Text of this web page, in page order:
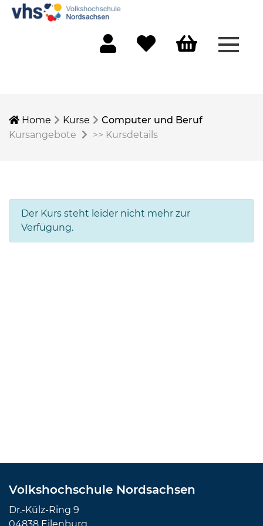
Home Kurse
Computer und Beruf
Kursangebote
>> Kursdetails
Der Kurs steht leider nicht mehr zur
Verfügung.
Volkshochschule Nordsachsen
Dr.-Külz-Ring 9